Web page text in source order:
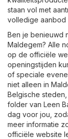
staan vol met
volledige aanbod
Ben je benieuwd
Maldegem? Alle
op de officiële
openingstijden
of speciale
niet alleen in
Belgische
folder van Leen
dag voor jou,
meer informatie
officiële website